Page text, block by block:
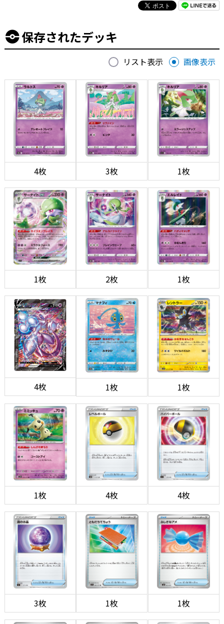
保存されたデッキ
リスト表示 画像表示
4枚 3枚 1枚
1枚 2枚 1枚
4枚 1枚 1枚
1枚 4枚 4枚
3枚 1枚 1枚